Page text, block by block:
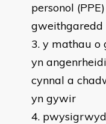
personol
gweithgaredd
y mathau o
yn
cynnal a
yn gywir